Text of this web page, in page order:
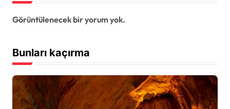
Görüntülenecek bir yorum yok.
Bunları kaçırma